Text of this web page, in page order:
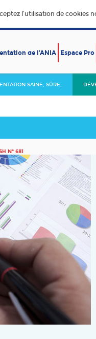
l’utilisation de cookies
de l’ANIA Espace Pro
SAINE, SÛRE,
N° 681